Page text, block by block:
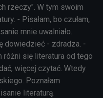
rzeczy". W tym swoim
- Pisałam, bo czułam,
mnie uwalniało.
dowiedzieć - zdradza. -
różni się literatura od tego
więcej czytać. Wtedy
Poznałam
literaturą.